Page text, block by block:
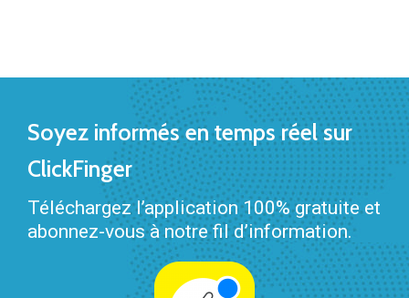
Soyez informés en temps réel sur
ClickFinger
Téléchargez l’application 100% gratuite et
abonnez-vous à notre fil d’information.